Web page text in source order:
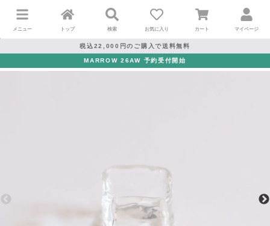
メニュー トップ 検索 お気に入り カート マイページ
税込22,000円のご購入で送料無料
MARROW 26AW 予約受付開始